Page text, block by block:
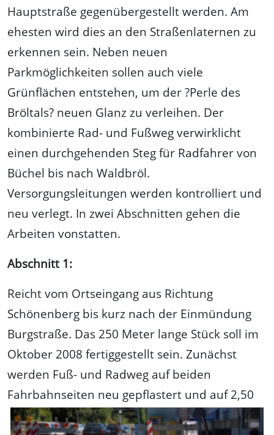
Hauptstraße gegenübergestellt werden. Am
ehesten wird dies an den Straßenlaternen zu
erkennen sein. Neben neuen
Parkmöglichkeiten sollen auch viele
Grünflächen entstehen, um der ?Perle des
Bröltals? neuen Glanz zu verleihen. Der
kombinierte Rad- und Fußweg verwirklicht
einen durchgehenden Steg für Radfahrer von
Büchel bis nach Waldbröl.
Versorgungsleitungen werden kontrolliert und
neu verlegt. In zwei Abschnitten gehen die
Arbeiten vonstatten.
Abschnitt 1:
Reicht vom Ortseingang aus Richtung
Schönenberg bis kurz nach der Einmündung
Burgstraße. Das 250 Meter lange Stück soll im
Oktober 2008 fertiggestellt sein. Zunächst
werden Fuß- und Radweg auf beiden
Fahrbahnseiten neu gepflastert und auf 2,50